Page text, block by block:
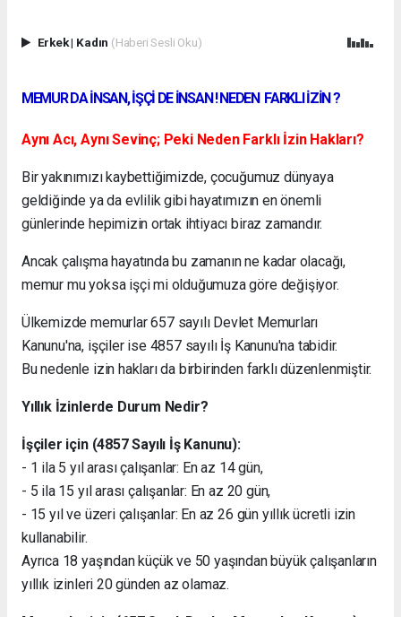
Erkek| Kadın (Haberi Sesli Oku)
MEMUR DA İNSAN, İŞÇİ DE İNSAN ! NEDEN FARKLI İZİN ?
Aynı Acı, Aynı Sevinç; Peki Neden Farklı İzin Hakları?
Bir yakınımızı kaybettiğimizde, çocuğumuz dünyaya
geldiğinde ya da evlilik gibi hayatımızın en önemli
günlerinde hepimizin ortak ihtiyacı biraz zamandır.
Ancak çalışma hayatında bu zamanın ne kadar olacağı,
memur mu yoksa işçi mi olduğumuza göre değişiyor.
Ülkemizde memurlar 657 sayılı Devlet Memurları
Kanunu'na, işçiler ise 4857 sayılı İş Kanunu'na tabidir.
Bu nedenle izin hakları da birbirinden farklı düzenlenmiştir.
Yıllık İzinlerde Durum Nedir?
İşçiler için (4857 Sayılı İş Kanunu):
- 1 ila 5 yıl arası çalışanlar: En az 14 gün,
- 5 ila 15 yıl arası çalışanlar: En az 20 gün,
- 15 yıl ve üzeri çalışanlar: En az 26 gün yıllık ücretli izin
kullanabilir.
Ayrıca 18 yaşından küçük ve 50 yaşından büyük çalışanların
yıllık izinleri 20 günden az olamaz.